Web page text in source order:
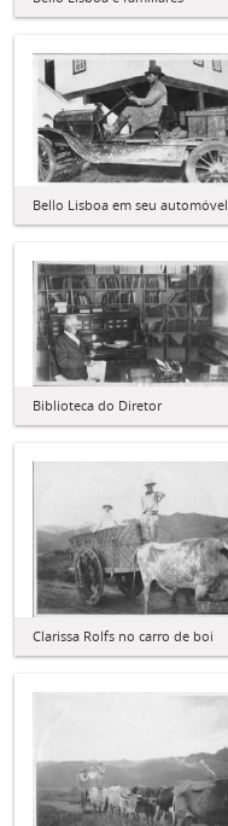
Bello Lisboa em seu automóvel
Biblioteca do Diretor
Clarissa Rolfs no carro de boi